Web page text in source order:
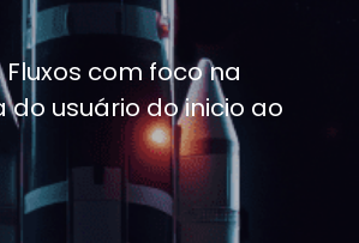
Fluxos com foco na
do usuário do inicio ao